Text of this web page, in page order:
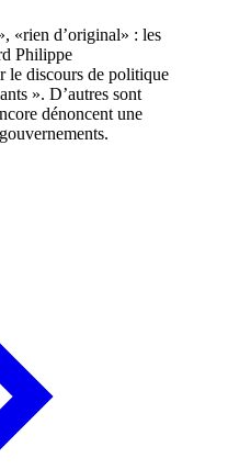
le discours de politique
». D’autres sont
dénoncent une